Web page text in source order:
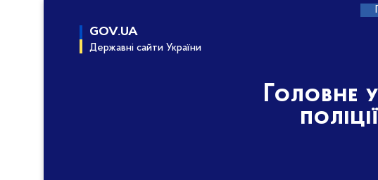
GOV.UA
Державні сайти України
Головне